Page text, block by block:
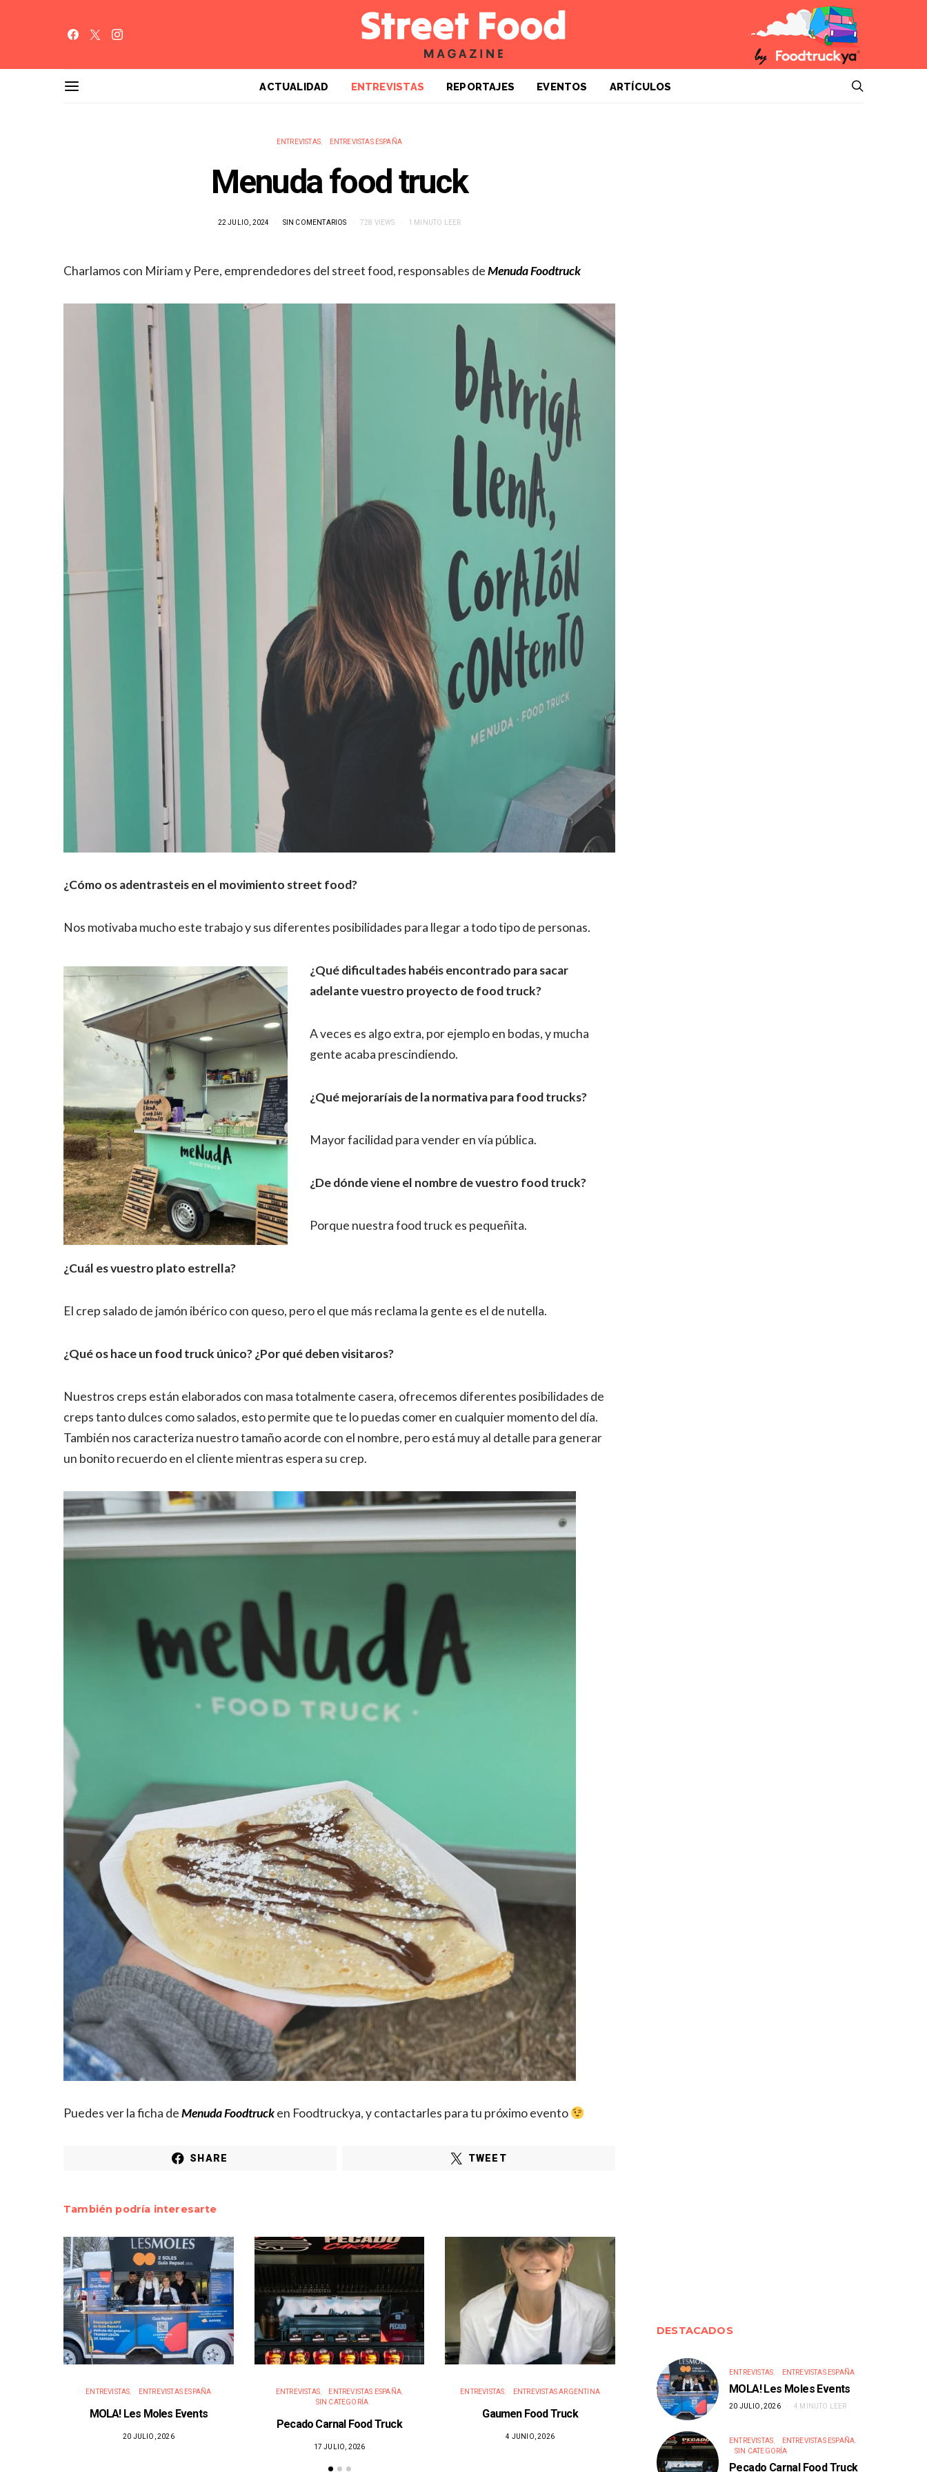
ACTUALIDAD ENTREVISTAS REPORTAJES EVENTOS ARTÍCULOS
ENTREVISTAS ENTREVISTAS ESPAÑA
Menuda food truck
22 JULIO, 2024 SIN COMENTARIOS 728 VIEWS 1 MINUTO LEER
Charlamos con Miriam y Pere, emprendedores del street food, responsables deMenuda Foodtruck
¿Cómo os adentrasteis en el movimiento street food?
Nos motivaba mucho este trabajo y sus diferentes posibilidades para llegar a todo tipo de personas.
¿Qué dificultades habéis encontrado para sacar
adelante vuestro proyecto de food truck?
A veces es algo extra, por ejemplo en bodas, y mucha
gente acaba prescindiendo.
¿Qué mejoraríais de la normativa para food trucks?
Mayor facilidad para vender en vía pública.
¿De dónde viene el nombre de vuestro food truck?
Porque nuestra food truck es pequeñita.
¿Cuál es vuestro plato estrella?
El crep salado de jamón ibérico con queso, pero el que más reclama la gente es el de nutella.
¿Qué os hace un food truck único? ¿Por qué deben visitaros?
Nuestros creps están elaborados con masa totalmente casera, ofrecemos diferentes posibilidades de
creps tanto dulces como salados, esto permite que te lo puedas comer en cualquier momento del día.
También nos caracteriza nuestro tamaño acorde con el nombre, pero está muy al detalle para generar
un bonito recuerdo en el cliente mientras espera su crep.
Puedes ver la ficha deMenuda Foodtrucken Foodtruckya, y contactarles para tu próximo evento
SHARE TWEET
También podría interesarte
ENTREVISTAS ENTREVISTAS ESPAÑA
MOLA! Les Moles Events
20 JULIO, 2026
ENTREVISTAS
ENTREVISTAS ESPAÑA
SIN CATEGORÍA
Pecado Carnal Food Truck
17 JULIO, 2026
ENTREVISTAS ENTREVISTAS ARGENTINA
Gaumen Food Truck
4 JUNIO, 2026
ENTREVISTAS ENTREVISTAS ESPAÑA
Bocatta Club Food Truck
6 MAYO, 2026
ENTREVISTAS
DESTACADOS
ENTREVISTAS ENTREVISTAS ESPAÑA
MOLA! Les Moles Events
20 JULIO, 2026 4 MINUTO LEER
ENTREVISTAS
ENTREVISTAS ESPAÑA
SIN CATEGORÍA
Pecado Carnal Food Truck